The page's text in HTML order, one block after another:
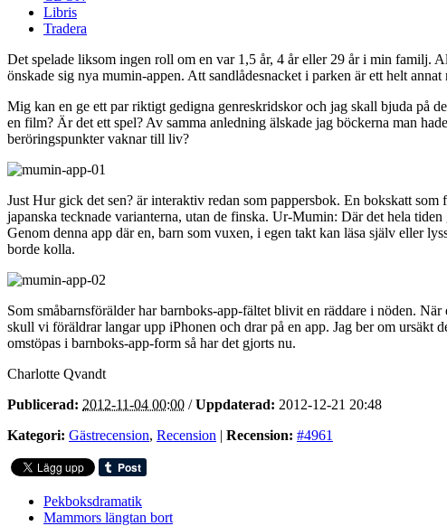
Libris
Tradera
Det spelade liksom ingen roll om en var 1,5 år, 4 år eller 29 år i min familj.
önskade sig nya mumin-appen. Att sandlådesnacket i parken är ett helt
Mig kan en ge ett par riktigt gedigna genreskridskor och jag skall bjuda på
en film? Är det ett spel? Av samma anledning älskade jag böckerna man
beröringspunkter vaknar till liv?
Just Hur gick det sen? är interaktiv redan som pappersbok. En bokskatt
japanska tecknade varianterna, utan de finska. Ur-Mumin: Där det hela
Genom denna app där en, barn som vuxen, i egen takt kan läsa själv eller
borde kolla.
Som småbarnsförälder har barnboks-app-fältet blivit en räddare i nöden.
skull vi föräldrar langar upp iPhonen och drar på en app. Jag ber om ursäkt
omstöpas i barnboks-app-form så har det gjorts nu.
Charlotte Qvandt
Publicerad: 2012-11-04 00:00 /Uppdaterad: 2012-12-21 20:48
Kategori: Gästrecension, Recension | Recension: #4961
Pekboksdramatik
Mammors längtan bort